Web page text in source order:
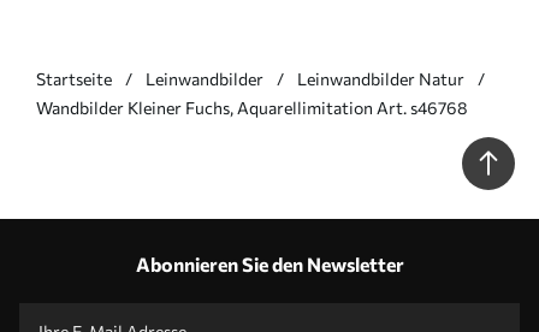
Startseite Leinwandbilder
Leinwandbilder Natur
Wandbilder Kleiner Fuchs, Aquarellimitation Art. s46768
Abonnieren Sie den Newsletter